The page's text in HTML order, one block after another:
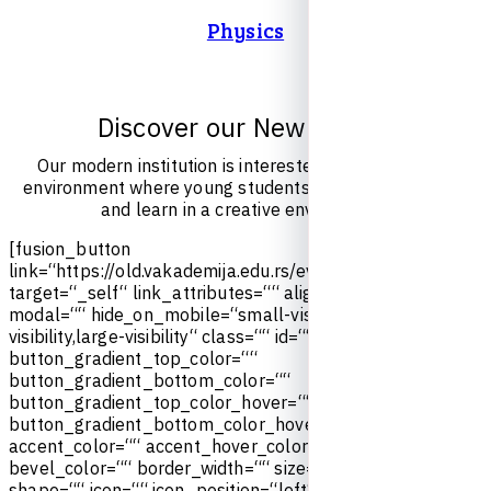
Physics
Discover our New
Our modern institution is intereste
environment where young students
and learn in a creative env
[fusion button
lin k=“https://old.vakademija.edu.rs/ev
target=“ self“ link _attributes=““ alig
modal=““ hide _on_ mo bile=“small-vis
visibility,large-visi bility“ class=““ id=““
button _gradient top _color=““
button _gradient bottom_ color=““
button _gradient top _color_ hover=““
button _gradient bottom_ color_ hove
accent _color=““ accent hover_ color=
bevel_color=““ border_ widt h=““ size=